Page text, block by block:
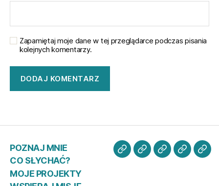
Zapamiętaj moje dane w tej przeglądarce podczas pisania
kolejnych komentarzy.
POZNAJ MNIE
CO SŁYCHAĆ?
MOJE PROJEKTY
POZNAJ
CO
MOJE